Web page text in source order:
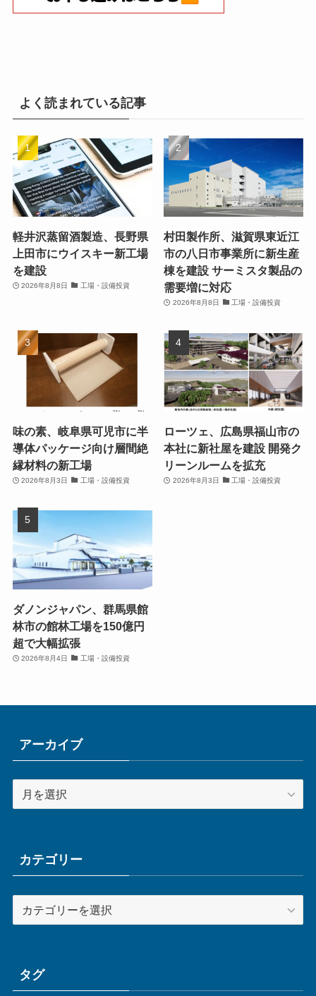
よく読まれている記事
軽井沢蒸留酒製造、長野県
上田市にウイスキー新工場
を建設
2026年8月8日 工場・設備投資
村田製作所、滋賀県東近江
市の八日市事業所に新生産
棟を建設 サーミスタ製品の
需要増に対応
2026年8月8日 工場・設備投資
味の素、岐阜県可児市に半
導体パッケージ向け層間絶
縁材料の新工場
2026年8月3日 工場・設備投資
ローツェ、広島県福山市の
本社に新社屋を建設 開発ク
リーンルームを拡充
2026年8月3日 工場・設備投資
ダノンジャパン、群馬県館
林市の館林工場を150億円
超で大幅拡張
2026年8月4日 工場・設備投資
アーカイブ
ー
ブカテゴリー
テ
ータグ